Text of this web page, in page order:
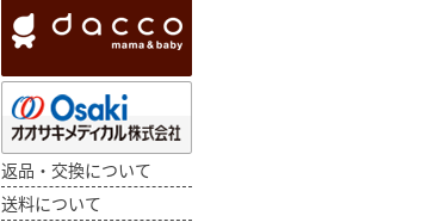
返品・交換について
送料について